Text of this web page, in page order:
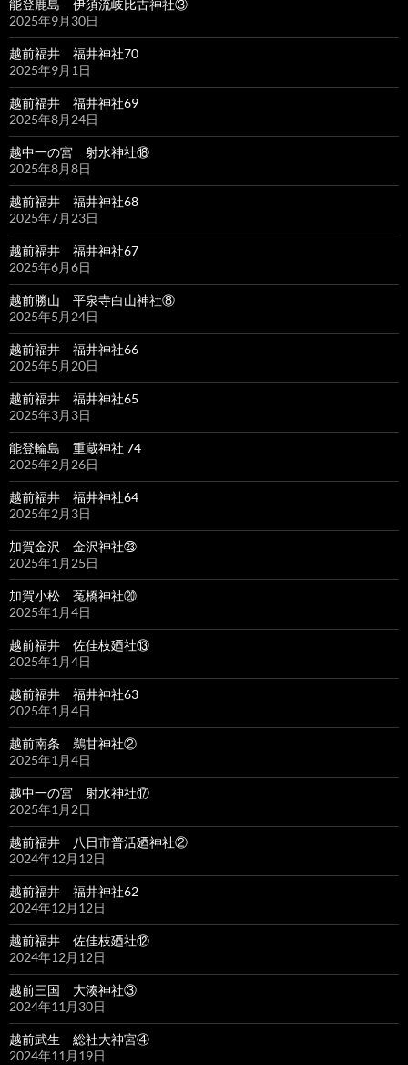
能登鹿島 伊須流岐比古神社③
2025年9月30日
越前福井 福井神社70
2025年9月1日
越前福井 福井神社69
2025年8月24日
越中一の宮 射水神社⑱
2025年8月8日
越前福井 福井神社68
2025年7月23日
越前福井 福井神社67
2025年6月6日
越前勝山 平泉寺白山神社⑧
2025年5月24日
越前福井 福井神社66
2025年5月20日
越前福井 福井神社65
2025年3月3日
能登輪島 重蔵神社 74
2025年2月26日
越前福井 福井神社64
2025年2月3日
加賀金沢 金沢神社㉓
2025年1月25日
加賀小松 菟橋神社⑳
2025年1月4日
越前福井 佐佳枝廼社⑬
2025年1月4日
越前福井 福井神社63
2025年1月4日
越前南条 鵜甘神社②
2025年1月4日
越中一の宮 射水神社⑰
2025年1月2日
越前福井 八日市普活廼神社②
2024年12月12日
越前福井 福井神社62
2024年12月12日
越前福井 佐佳枝廼社⑫
2024年12月12日
越前三国 大湊神社③
2024年11月30日
越前武生 総社大神宮④
2024年11月19日